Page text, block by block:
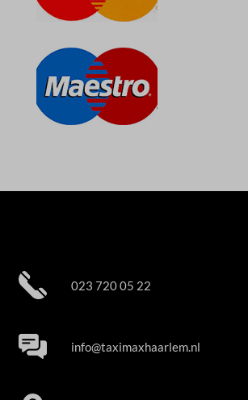
023 720 05 22
info@taximaxhaarlem.nl